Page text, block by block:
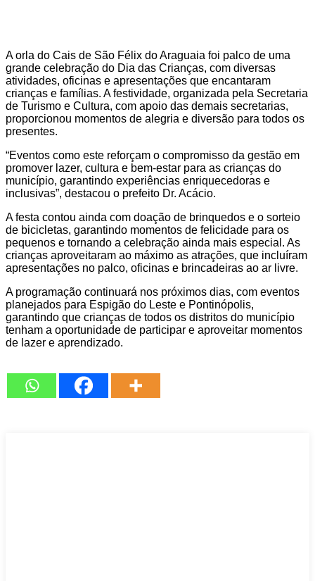
A orla do Cais de São Félix do Araguaia foi palco de uma
grande celebração do Dia das Crianças, com diversas
atividades, oficinas e apresentações que encantaram
crianças e famílias. A festividade, organizada pela Secretaria
de Turismo e Cultura, com apoio das demais secretarias,
proporcionou momentos de alegria e diversão para todos os
presentes.
“Eventos como este reforçam o compromisso da gestão em
promover lazer, cultura e bem-estar para as crianças do
município, garantindo experiências enriquecedoras e
inclusivas”, destacou o prefeito Dr. Acácio.
A festa contou ainda com doação de brinquedos e o sorteio
de bicicletas, garantindo momentos de felicidade para os
pequenos e tornando a celebração ainda mais especial. As
crianças aproveitaram ao máximo as atrações, que incluíram
apresentações no palco, oficinas e brincadeiras ao ar livre.
A programação continuará nos próximos dias, com eventos
planejados para Espigão do Leste e Pontinópolis,
garantindo que crianças de todos os distritos do município
tenham a oportunidade de participar e aproveitar momentos
de lazer e aprendizado.